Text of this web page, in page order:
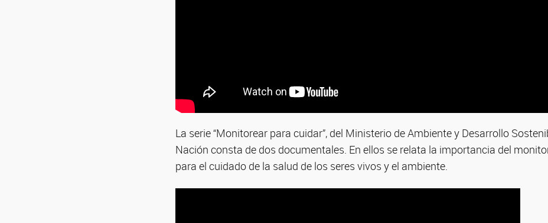
La serie “Monitorear para cuidar”, del Ministerio de Ambiente y Desarrollo
Nación consta de dos documentales. En ellos se relata la importancia del
para el cuidado de la salud de los seres vivos y el ambiente.